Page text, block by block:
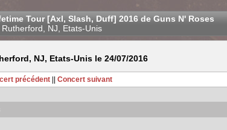
Tour [Axl, Slash, Duff] 2016 de Guns N' Roses
NJ, Etats-Unis
NJ, Etats-Unis le 24/07/2016
précédent
Concert suivant